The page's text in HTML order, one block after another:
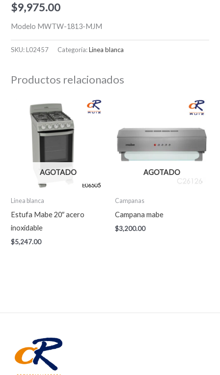
$9,975.00
Modelo MWTW-1813-MJM
SKU:L02457 Categoría:Linea blanca
Productos relacionados
AGOTADO
Linea blanca
Estufa Mabe 20″ acero
inoxidable
$5,247.00
AGOTADO
Campanas
Campana mabe
$3,200.00